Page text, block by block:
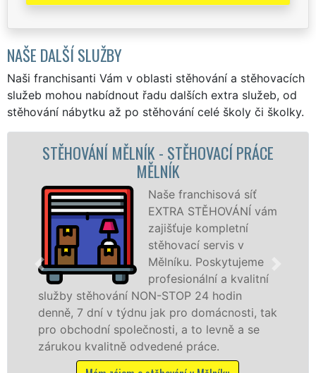
NAŠE DALŠÍ SLUŽBY
Naši franchisanti Vám v oblasti stěhování a stěhovacích
služeb mohou nabídnout řadu dalších extra služeb, od
stěhování nábytku až po stěhování celé školy či školky.
PRÁCE
síť
vám
a kvalitní
tak
a se
STĚHOVACÍ SLUŽBA MĚLNÍK -
služby zajišťujeme domácnostem
celém okresu Mělník se zárukou
franchisové sítě EXTRA
Nabízíme stěhovací služby NON-
včetně víkendů a svátků bez